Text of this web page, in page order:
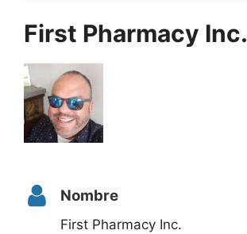
First Pharmacy Inc.
Nombre
First Pharmacy Inc.